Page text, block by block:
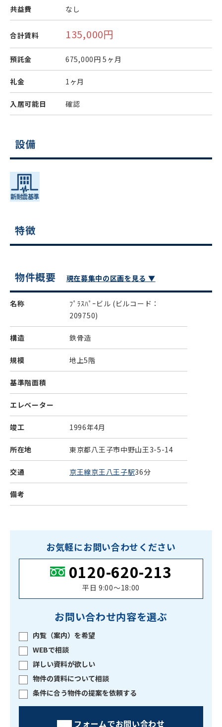
共益費 なし
合計賃料 135,000円
預託金 675,000円 5ヶ月
礼金 1ヶ月
入居可能日 確認
設備
特徴
物件概要 現在募集中の区画を見る ▼
名称 ﾌﾟﾗｽﾊﾟｰビル (ビルコード：
209750)
構造 鉄骨造
規模 地上5階
基準階面積
エレベーター
竣工 1996年4月
所在地 東京都八王子市中野山王3-5-14
交通 京王線京王八王子駅36分
備考
お気軽にお問い合わせください
0120-620-213
平日 9:00〜18:00
お問い合わせ内容を選ぶ
内覧（案内）を希望
WEBで相談
詳しい資料が欲しい
物件の賃料について相談
条件に合う物件の提案を依頼する
フォームでお問い合わせ